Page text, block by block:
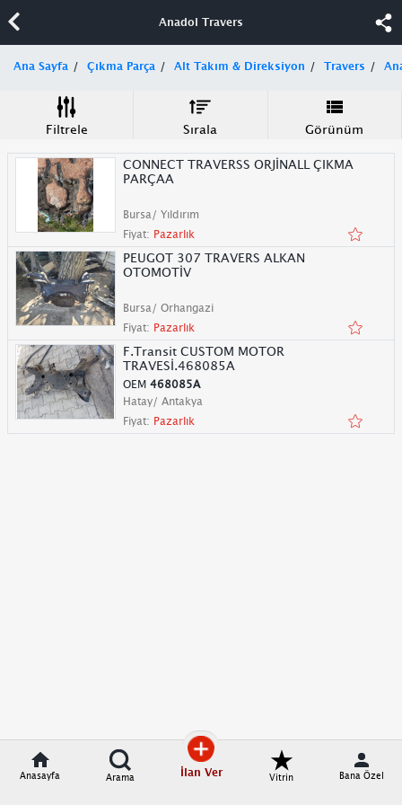
Anadol Travers
Ana Sayfa Çıkma Parça Alt Takım & Direksiyon Travers
Filtrele Sırala Görünüm
CONNECT TRAVERSS ORJİNALL ÇIKMA
PARÇAA
Bursa/ Yıldırım
Fiyat: Pazarlık
PEUGOT 307 TRAVERS ALKAN
OTOMOTİV
Bursa/ Orhangazi
Fiyat: Pazarlık
F.Transit CUSTOM MOTOR
TRAVESİ.468085A
OEM 468085A
Hatay/ Antakya
Fiyat: Pazarlık
Anasayfa Arama İlan Ver Vitrin Bana Özel